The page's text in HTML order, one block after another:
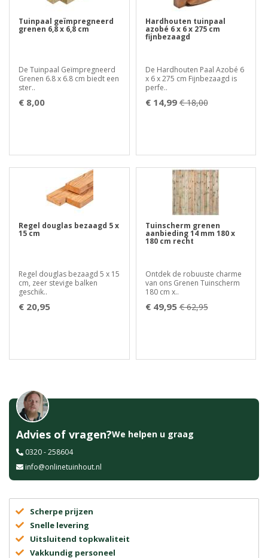
Tuinpaal geïmpregneerd
grenen 6,8 x 6,8 cm
De Tuinpaal Geïmpregneerd
Grenen 6.8 x 6.8 cm biedt een
ster..
€ 8,00
Hardhouten tuinpaal
azobé 6 x 6 x 275 cm
fijnbezaagd
De Hardhouten Paal Azobé 6
x 6 x 275 cm Fijnbezaagd is
perfe..
€ 14,99 € 18,00
Regel douglas bezaagd 5 x
15 cm
Regel douglas bezaagd 5 x 15
cm, zeer stevige balken
geschik..
€ 20,95
Tuinscherm grenen
aanbieding 14 mm 180 x
180 cm recht
Ontdek de robuuste charme
van ons Grenen Tuinscherm
180 cm x..
€ 49,95 € 62,95
Advies of vragen?We helpen u graag
0320 - 258604
info@onlinetuinhout.nl
Scherpe prijzen
Snelle levering
Uitsluitend topkwaliteit
Vakkundig personeel